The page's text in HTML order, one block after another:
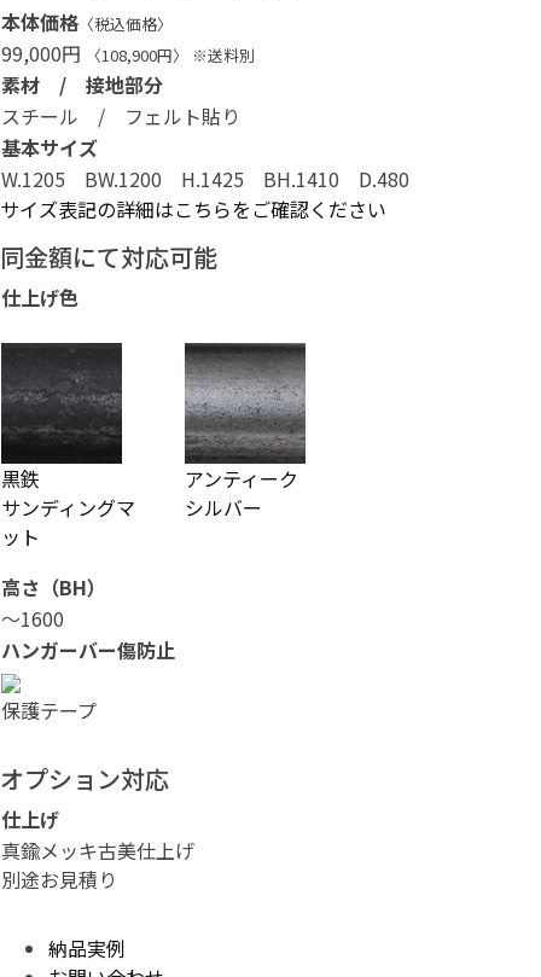
本体価格 〈税込価格〉
99,000円 〈108,900円〉 ※送料別
素材 / 接地部分
スチール / フェルト貼り
基本サイズ
W.1205 BW.1200 H.1425 BH.1410 D.480
サイズ表記の詳細はこちらをご確認ください
同金額にて対応可能
仕上げ色
黒鉄
サンディングマ
ット
アンティーク
シルバー
高さ（BH）
～1600
ハンガーバー傷防止
保護テープ
オプション対応
仕上げ
真鍮メッキ古美仕上げ
別途お見積り
納品実例